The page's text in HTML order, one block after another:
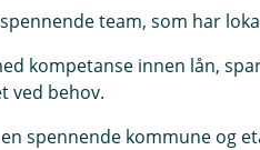
team, som har
kompetanse innen lån,
ved behov.
spennende kommune og